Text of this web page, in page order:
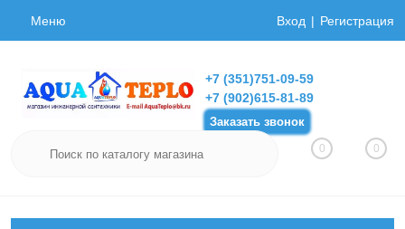
Меню Вход Регистрация
+7 (351)751-09-59
+7 (902)615-81-89
Заказать звонок
0 0